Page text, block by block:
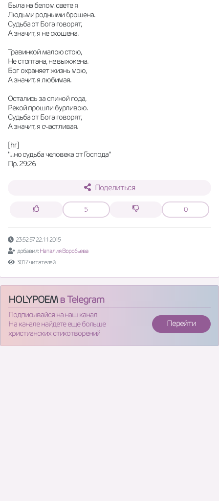
Была на белом свете я
Людьми родными брошена.
Судьба от Бога говорят,
А значит, я не скошена.
Травинкой малою стою,
Не стоптана, не выжжена.
Бог охраняет жизнь мою,
А значит, я любимая.
Остались за спиной года,
Рекой прошли бурливою.
Судьба от Бога говорят,
А значит, я счастливая.
[hr]
"...но судьба человека от Господа"
Пр. 29:26
Поделиться
5 0
23:52:57 22.11.2015
добавил: Наталия Воробьева
3017 читателей
HOLYPOEMв Telegram
Подписывайся на наш канал
На канале найдете еще больше
христианских стихотворений
Перейти